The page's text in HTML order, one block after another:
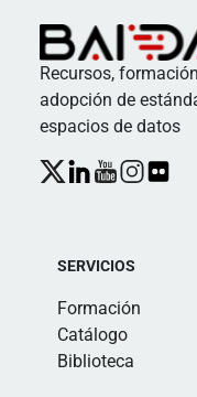
Recursos,
adopción de
espacios de datos
SERVICIOS
Formación
Catálogo
Biblioteca